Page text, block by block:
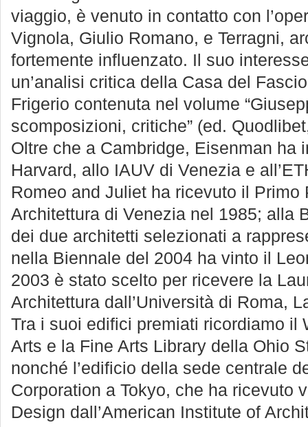
viaggio, è venuto in contatto con
Vignola, Giulio Romano, e Terragni,
fortemente influenzato. Il suo
un’analisi critica della Casa del
Frigerio contenuta nel volume
scomposizioni, critiche” (ed.
Oltre che a Cambridge, Eisenman ha
Harvard, allo IAUV di Venezia e
Romeo and Juliet ha ricevuto il
Architettura di Venezia nel 1985; alla
dei due architetti selezionati a
nella Biennale del 2004 ha vinto il
2003 è stato scelto per ricevere la
Architettura dall’Università di Roma,
Tra i suoi edifici premiati ricordiamo il
Arts e la Fine Arts Library della Ohio
nonché l’edificio della sede centrale
Corporation a Tokyo, che ha ricevuto
Design dall’American Institute of